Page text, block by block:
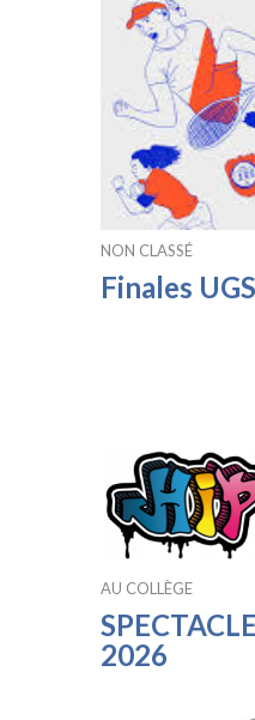
NON CLASSÉ
Finales
AU COLLÈGE
2026